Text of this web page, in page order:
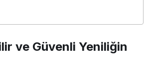
ve Güvenli Yeniliğin